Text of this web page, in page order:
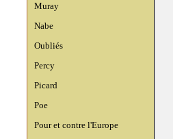
Muray
Nabe
Oubliés
Percy
Picard
Poe
Pour et contre l'Europe